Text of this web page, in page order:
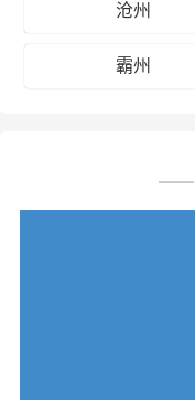
沧州
霸州